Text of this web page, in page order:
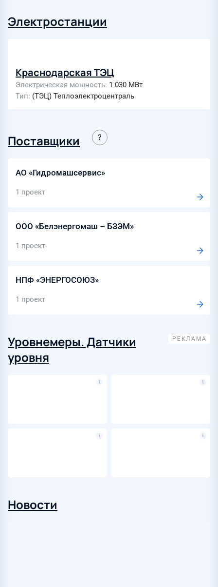
Электростанции
Краснодарская ТЭЦ
Электрическая мощность 1 030 МВт
Тип (ТЭЦ) Теплоэлектроцентраль
Поставщики
АО «Гидромашсервис»
1 проект
ООО «Белэнергомаш – БЗЭМ»
1 проект
НПФ «ЭНЕРГОСОЮЗ»
1 проект
Уровнемеры. Датчики
уровня
Новости